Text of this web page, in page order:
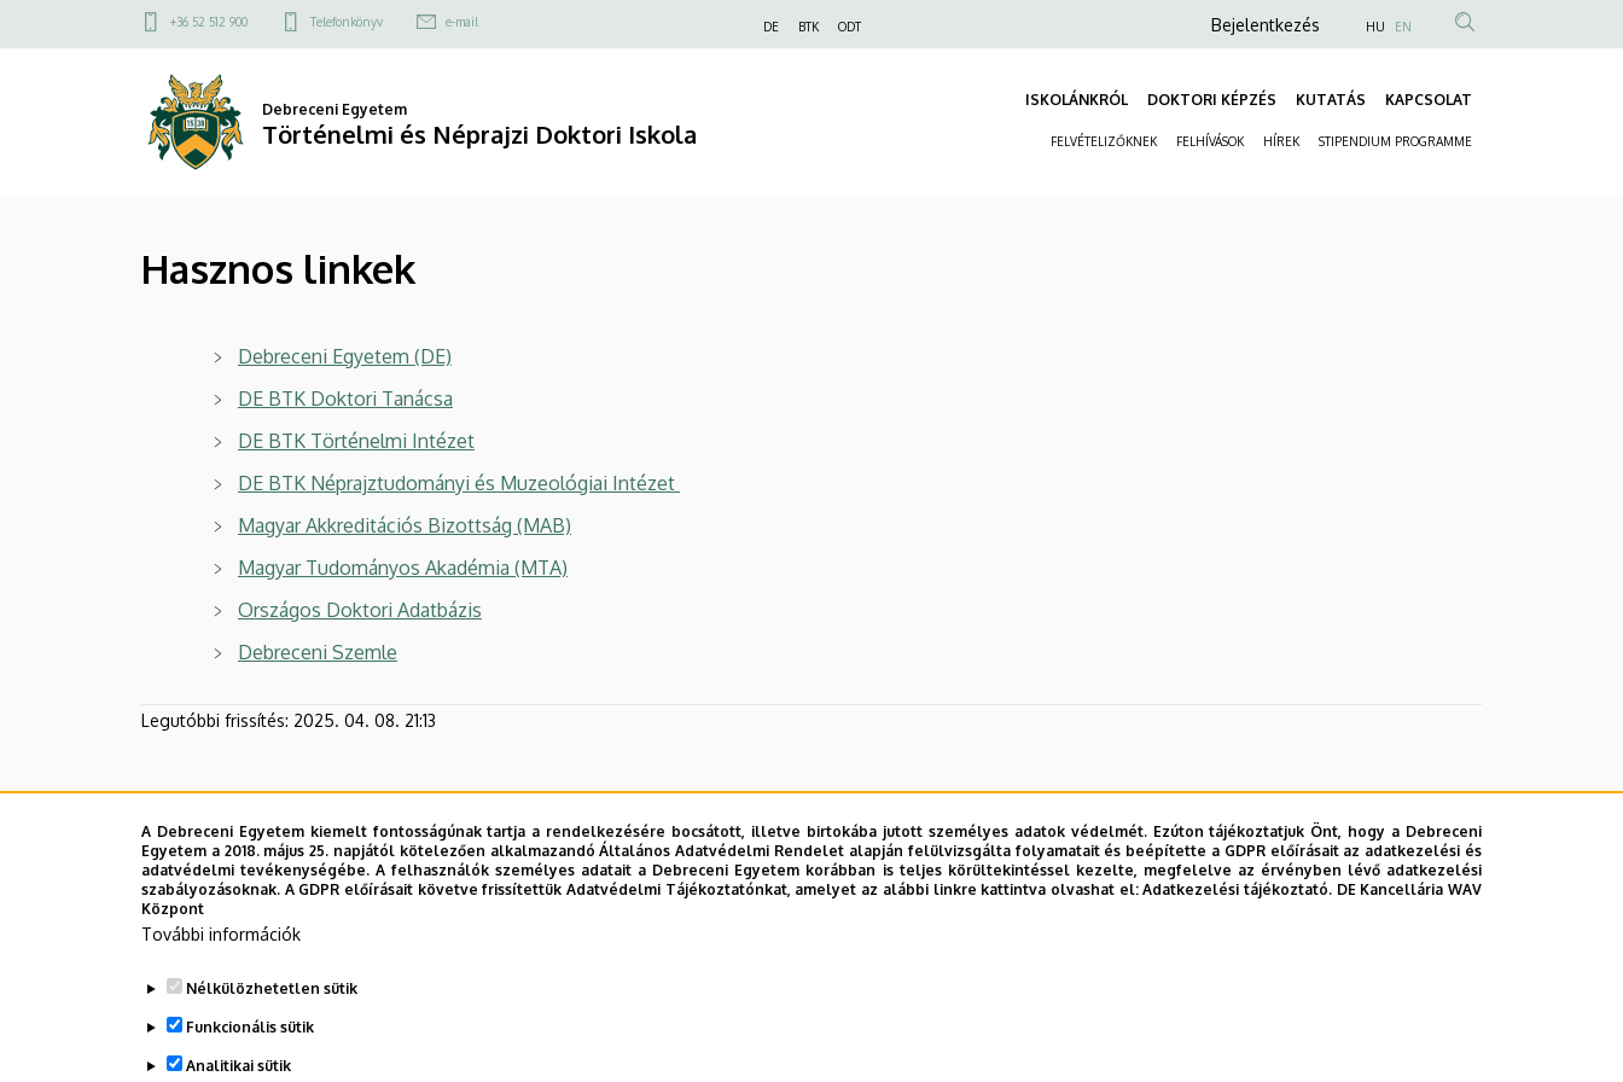
Hasznos
Történelmi
Néprajzi
a
Felső
menü
+36 52 512 900 Telefonkönyv e-mail DE BTK ODT
Anonim
fiók
menüje
Bejelentkezés HU EN
Debreceni Egyetem
Történelmi és Néprajzi Doktori Iskola
ISKOLÁNKRÓL DOKTORI KÉPZÉS KUTATÁS KAPCSOLAT
FELVÉTELIZŐKNEK FELHÍVÁSOK HÍREK STIPENDIUM PROGRAMME
Hasznos linkek
Debreceni Egyetem (DE)
DE BTK Doktori Tanácsa
DE BTK Történelmi Intézet
DE BTK Néprajztudományi és Muzeológiai Intézet
Magyar Akkreditációs Bizottság (MAB)
Magyar Tudományos Akadémia (MTA)
Országos Doktori Adatbázis
Debreceni Szemle
Legutóbbi frissítés: 2025. 04. 08. 21:13
A Debreceni Egyetem kiemelt fontosságúnak tartja a rendelkezésére bocsátott, illetve birtokába jutott személyes adatok védelmét. Ezúton tájékoztatjuk Önt, hogy a Debreceni
Egyetem a 2018. május 25. napjától kötelezően alkalmazandó Általános Adatvédelmi Rendelet alapján felülvizsgálta folyamatait és beépítette a GDPR előírásait az adatkezelési és
adatvédelmi tevékenységébe. A felhasználók személyes adatait a Debreceni Egyetem korábban is teljes körültekintéssel kezelte, megfelelve az érvényben lévő adatkezelési
szabályozásoknak. A GDPR előírásait követve frissítettük Adatvédelmi Tájékoztatónkat, amelyet az alábbi linkre kattintva olvashat el:Adatkezelési tájékoztató. DE Kancellária WAV
Központ
További információk
Nélkülözhetetlen sütik
Funkcionális sütik
Analitikai sütik